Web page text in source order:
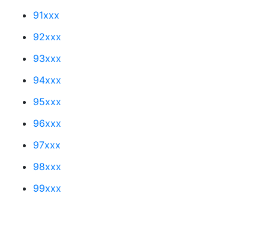
91xxx
92xxx
93xxx
94xxx
95xxx
96xxx
97xxx
98xxx
99xxx